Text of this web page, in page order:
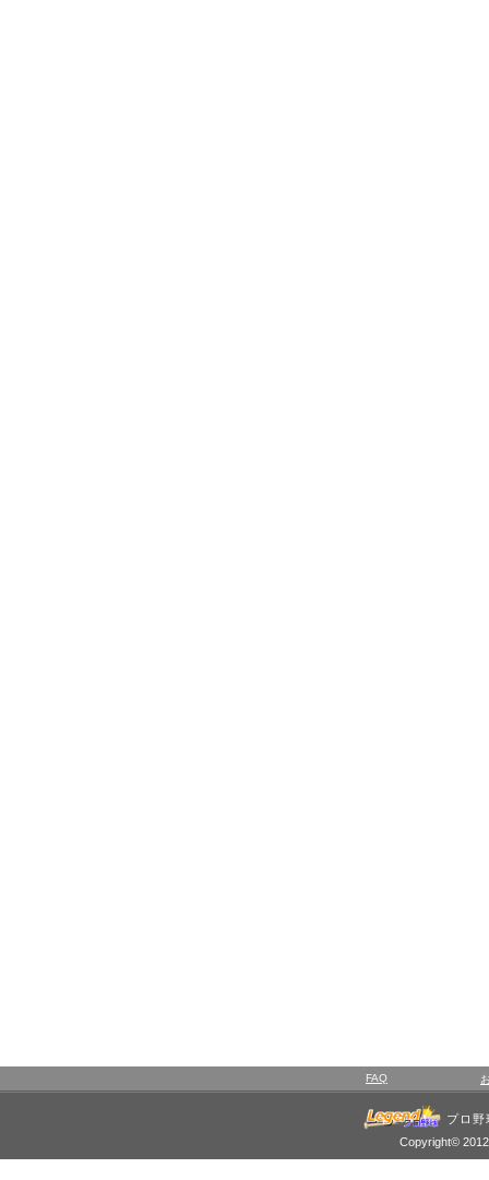
FAQ
プロ
Copyright©